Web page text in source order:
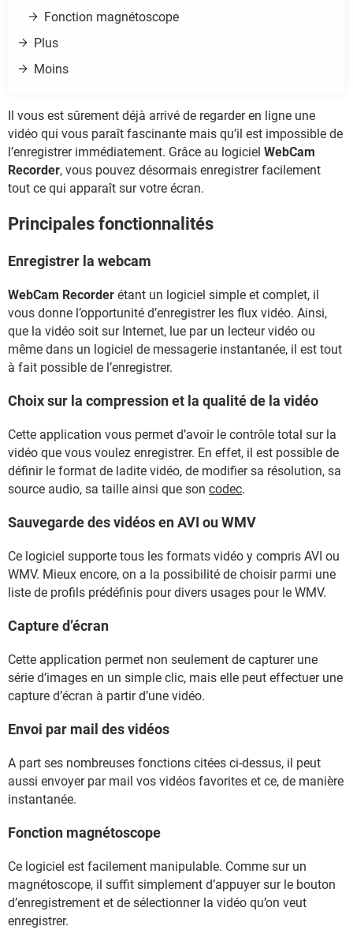
Fonction magnétoscope
Plus
Moins
Il vous est sûrement déjà arrivé de regarder en ligne une
vidéo qui vous paraît fascinante mais qu’il est impossible de
l’enregistrer immédiatement. Grâce au logiciel WebCam
Recorder, vous pouvez désormais enregistrer facilement
tout ce qui apparaît sur votre écran.
Principales fonctionnalités
Enregistrer la webcam
WebCam Recorder étant un logiciel simple et complet, il
vous donne l’opportunité d’enregistrer les flux vidéo. Ainsi,
que la vidéo soit sur Internet, lue par un lecteur vidéo ou
même dans un logiciel de messagerie instantanée, il est tout
à fait possible de l’enregistrer.
Choix sur la compression et la qualité de la vidéo
Cette application vous permet d’avoir le contrôle total sur la
vidéo que vous voulez enregistrer. En effet, il est possible de
définir le format de ladite vidéo, de modifier sa résolution, sa
source audio, sa taille ainsi que son codec.
Sauvegarde des vidéos en AVI ou WMV
Ce logiciel supporte tous les formats vidéo y compris AVI ou
WMV. Mieux encore, on a la possibilité de choisir parmi une
liste de profils prédéfinis pour divers usages pour le WMV.
Capture d’écran
Cette application permet non seulement de capturer une
série d’images en un simple clic, mais elle peut effectuer une
capture d’écran à partir d’une vidéo.
Envoi par mail des vidéos
A part ses nombreuses fonctions citées ci-dessus, il peut
aussi envoyer par mail vos vidéos favorites et ce, de manière
instantanée.
Fonction magnétoscope
Ce logiciel est facilement manipulable. Comme sur un
magnétoscope, il suffit simplement d’appuyer sur le bouton
d’enregistrement et de sélectionner la vidéo qu’on veut
enregistrer.